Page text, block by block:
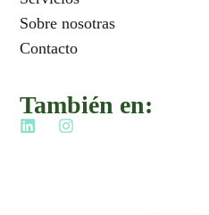
Sobre nosotras
Contacto
También en: